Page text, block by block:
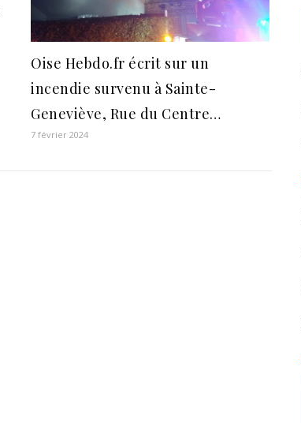
Oise Hebdo.fr écrit sur un
incendie survenu à Sainte-
Geneviève, Rue du Centre…
7 février 2024